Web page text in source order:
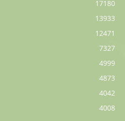
17180
13933
12471
7327
4999
4873
4042
4008